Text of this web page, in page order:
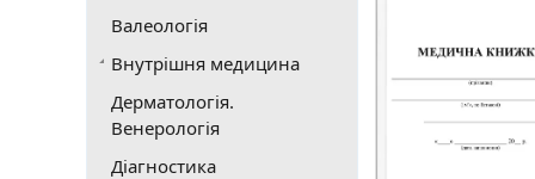
Валеологія
Внутрішня медицина
Дерматологія.
Венерологія
Діагностика